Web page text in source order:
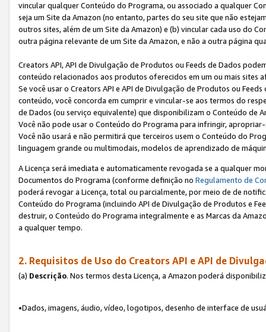
vincular qualquer Conteúdo do Programa, ou associado a qualquer
seja um Site da Amazon (no entanto, partes do seu site que não
outros sites, além de um Site da Amazon) e (b) vincular cada uso do
outra página relevante de um Site da Amazon, e não a outra página
Creators API, API de Divulgação de Produtos ou Feeds de Dados
conteúdo relacionados aos produtos oferecidos em um ou mais sites
Se você usar o Creators API e API de Divulgação de Produtos ou
conteúdo, você concorda em cumprir e vincular-se aos termos do
de Dados (ou serviço equivalente) que disponibilizam o Conteúdo de
Você não pode usar o Conteúdo do Programa para infringir,
Você não usará e não permitirá que terceiros usem o Conteúdo do
linguagem grande ou multimodais, modelos de aprendizado de
A Licença será imediata e automaticamente revogada se a qualquer
Documentos do Programa (conforme definição no Regulamento de
poderá revogar a Licença, total ou parcialmente, por meio de de
Conteúdo do Programa (incluindo API de Divulgação de Produtos e
destruir, o Conteúdo do Programa integralmente e as Marcas da
a qualquer tempo.
2. Requisitos de Uso do Creators API e API de
(a) Descrição. Nos termos desta Licença, a Amazon poderá
•Dados, imagens, áudio, vídeo, logotipos, desenho de interface de